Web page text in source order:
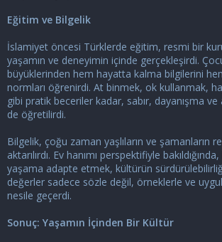
Eğitim ve Bilgelik
İslamiyet öncesi Türklerde eğitim, resmi bir
yaşamın ve deneyimin içinde gerçekleşirdi.
büyüklerinden hem hayatta kalma bilgilerini
normları öğrenirdi. At binmek, ok kullanmak,
gibi pratik beceriler kadar, sabır, dayanışma
de öğretilirdi.
Bilgelik, çoğu zaman yaşlıların ve şamanların
aktarılırdı. Ev hanımı perspektifiyle
yaşama adapte etmek, kültürün
değerler sadece sözle değil, örneklerle ve
nesile geçerdi.
Sonuç: Yaşamın İçinden Bir Kültür